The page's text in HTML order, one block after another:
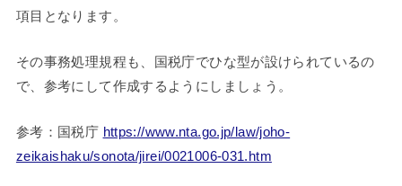
項目となります。
その事務処理規程も、国税庁でひな型が設けられているの
で、参考にして作成するようにしましょう。
参考：国税庁 https://www.nta.go.jp/law/joho-
zeikaishaku/sonota/jirei/0021006-031.htm